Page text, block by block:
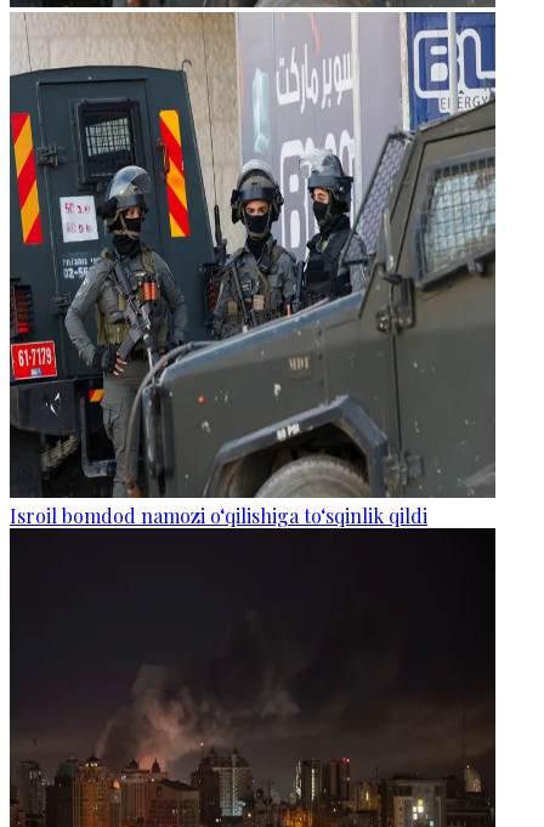
Isroil bomdod namozi o‘qilishiga to‘sqinlik qildi